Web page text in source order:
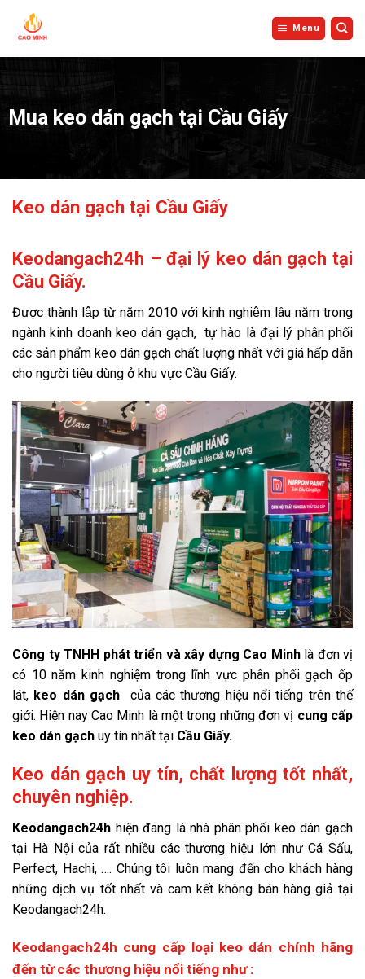
Menu
Mua keo dán gạch tại Cầu Giấy
Keo dán gạch tại Cầu Giấy
Keodangach24h – đại lý keo dán gạch tại
Cầu Giấy.
Được thành lập từ năm 2010 với kinh nghiệm lâu năm trong
ngành kinh doanh keo dán gạch, tự hào là đại lý phân phối
các sản phẩm keo dán gạch chất lượng nhất với giá hấp dẫn
cho người tiêu dùng ở khu vực Cầu Giấy.
Công ty TNHH phát triển và xây dựng Cao Minhlà đơn vị
có 10 năm kinh nghiệm trong lĩnh vực phân phối gạch ốp
lát, keo dán gạch
của các thương hiệu nổi tiếng trên thế
giới. Hiện nay Cao Minh là một trong những đơn vị cung cấp
keo dán gạch uy tín nhất tại Cầu Giấy.
Keo dán gạch uy tín, chất lượng tốt nhất,
chuyên nghiệp.
Keodangach24h hiện đang là nhà phân phối keo dán gạch
tại Hà Nội của rất nhiều các thương hiệu lớn như Cá Sấu,
Perfect, Hachi, …. Chúng tôi luôn mang đến cho khách hàng
những dịch vụ tốt nhất và cam kết không bán hàng giả tại
Keodangach24h.
Keodangach24h cung cấp loại keo dán chính hãng
đến từ các thương hiệu nổi tiếng như :